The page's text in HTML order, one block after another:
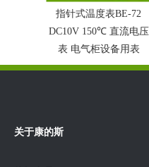
指针式温度表BE-72
DC10V 150℃ 直流电压
表 电气柜设备用表
关于康的斯